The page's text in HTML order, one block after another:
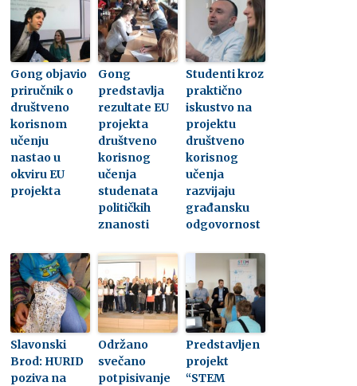
Gong objavio
priručnik o
društveno
korisnom
učenju
nastao u
okviru EU
projekta
Gong
predstavlja
rezultate EU
projekta
društveno
korisnog
učenja
studenata
političkih
znanosti
Studenti kroz
praktično
iskustvo na
projektu
društveno
korisnog
učenja
razvijaju
građansku
odgovornost
Slavonski
Brod: HURID
poziva na
Održano
svečano
potpisivanje
Predstavljen
projekt
“STEM